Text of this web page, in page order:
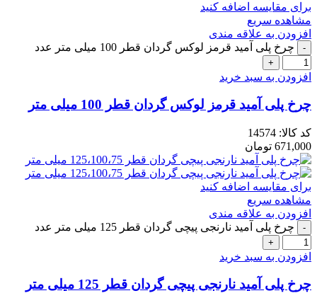
برای مقایسه اضافه کنید
مشاهده سریع
افزودن به علاقه مندی
چرخ پلی آمید قرمز لوکس گردان قطر 100 میلی متر عدد
افزودن به سبد خرید
چرخ پلی آمید قرمز لوکس گردان قطر 100 میلی متر
کد کالا: 14574
671,000 تومان
برای مقایسه اضافه کنید
مشاهده سریع
افزودن به علاقه مندی
چرخ پلی آمید نارنجی پیچی گردان قطر 125 میلی متر عدد
افزودن به سبد خرید
چرخ پلی آمید نارنجی پیچی گردان قطر 125 میلی متر